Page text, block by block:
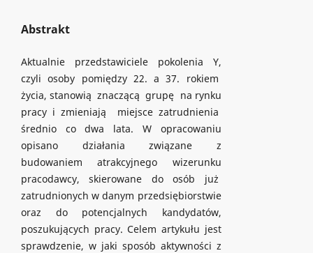
Abstrakt
Aktualnie przedstawiciele pokolenia Y,
czyli osoby pomiędzy 22. a 37. rokiem
życia, stanowią znaczącą grupę na rynku
pracy i zmieniają miejsce zatrudnienia
średnio co dwa lata. W opracowaniu
opisano działania związane z
budowaniem atrakcyjnego wizerunku
pracodawcy, skierowane do osób już
zatrudnionych w danym przedsiębiorstwie
oraz do potencjalnych kandydatów,
poszukujących pracy. Celem artykułu jest
sprawdzenie, w jaki sposób aktywności z